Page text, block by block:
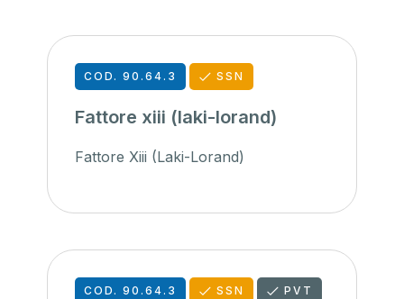
COD. 90.64.3 SSN
Fattore xiii (laki-lorand)
Fattore Xiii (Laki-Lorand)
COD. 90.64.3 SSN PVT